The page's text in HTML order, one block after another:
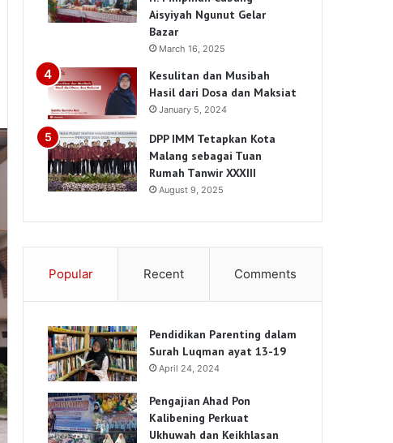
Aisyiyah Ngunut Gelar
Bazar
March 16, 2025
Kesulitan dan Musibah
Hasil dari Dosa dan Maksiat
January 5, 2024
DPP IMM Tetapkan Kota
Malang sebagai Tuan
Rumah Tanwir XXXIII
August 9, 2025
Popular Recent Comments
Pendidikan Parenting dalam
Surah Luqman ayat 13-19
April 24, 2024
Pengajian Ahad Pon
Kalibening Perkuat
Ukhuwah dan Keikhlasan